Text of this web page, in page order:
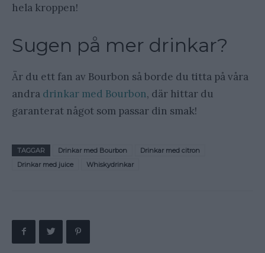
hela kroppen!
Sugen på mer drinkar?
Är du ett fan av Bourbon så borde du titta på våra
andra drinkar med Bourbon, där hittar du
garanterat något som passar din smak!
TAGGAR Drinkar med Bourbon
Drinkar med citron
Drinkar med juice
Whiskydrinkar